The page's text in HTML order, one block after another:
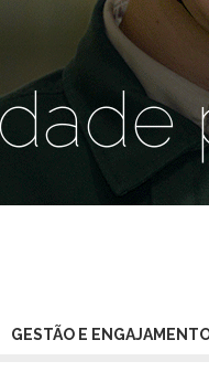
GESTÃO E